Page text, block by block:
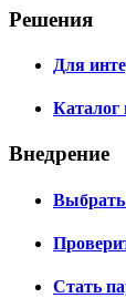
Решения
Для
Каталог
Внедрение
Выбрать
Стать